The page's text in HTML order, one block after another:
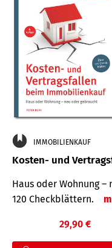
IMMOBILIENKAUF
Kosten- und
Haus oder Wohnung
120 Check­blättern.
29,90 €